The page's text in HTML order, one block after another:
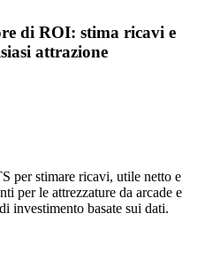
di ROI: stima ricavi e
attrazione
per stimare ricavi, utile netto e
per le attrezzature da arcade e
investimento basate sui dati.